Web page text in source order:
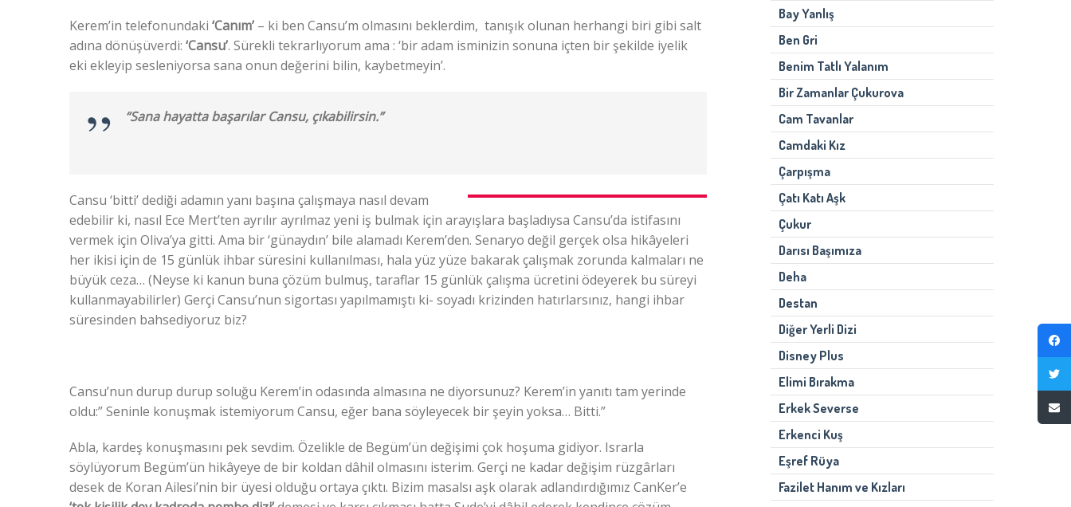
Kerem’in telefonundaki ‘Canım’ – ki ben Cansu’m olmasını beklerdim, tanışık olunan herhangi biri gibi salt
adına dönüşüverdi: ‘Cansu’. Sürekli tekrarlıyorum ama : ‘bir adam isminizin sonuna içten bir şekilde iyelik
eki ekleyip sesleniyorsa sana onun değerini bilin, kaybetmeyin’.
“Sana hayatta başarılar Cansu, çıkabilirsin.”
Cansu ‘bitti’ dediği adamın yanı başına çalışmaya nasıl devam
edebilir ki, nasıl Ece Mert’ten ayrılır ayrılmaz yeni iş bulmak için arayışlara başladıysa Cansu’da istifasını
vermek için Oliva’ya gitti. Ama bir ‘günaydın’ bile alamadı Kerem’den. Senaryo değil gerçek olsa hikâyeleri
her ikisi için de 15 günlük ihbar süresini kullanılması, hala yüz yüze bakarak çalışmak zorunda kalmaları ne
büyük ceza… (Neyse ki kanun buna çözüm bulmuş, taraflar 15 günlük çalışma ücretini ödeyerek bu süreyi
kullanmayabilirler) Gerçi Cansu’nun sigortası yapılmamıştı ki- soyadı krizinden hatırlarsınız, hangi ihbar
süresinden bahsediyoruz biz?
Cansu’nun durup durup soluğu Kerem’in odasında almasına ne diyorsunuz? Kerem’in yanıtı tam yerinde
oldu:” Seninle konuşmak istemiyorum Cansu, eğer bana söyleyecek bir şeyin yoksa… Bitti.”
Abla, kardeş konuşmasını pek sevdim. Özelikle de Begüm’ün değişimi çok hoşuma gidiyor. Israrla
söylüyorum Begüm’ün hikâyeye de bir koldan dâhil olmasını isterim. Gerçi ne kadar değişim rüzgârları
desek de Koran Ailesi’nin bir üyesi olduğu ortaya çıktı. Bizim masalsı aşk olarak adlandırdığımız CanKer’e
Bay Yanlış
Ben Gri
Benim Tatlı Yalanım
Bir Zamanlar Çukurova
Cam Tavanlar
Camdaki Kız
Çarpışma
Çatı Katı Aşk
Çukur
Darısı Başımıza
Deha
Destan
Diğer Yerli Dizi
Disney Plus
Elimi Bırakma
Erkek Severse
Erkenci Kuş
Eşref Rüya
Fazilet Hanım ve Kızları